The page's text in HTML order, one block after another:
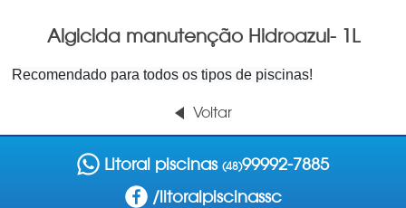
Algicida manutenção Hidroazul- 1L
Recomendado para todos os tipos de piscinas!
Voltar
Litoral piscinas (48)99992-7885
/litoralpiscinassc